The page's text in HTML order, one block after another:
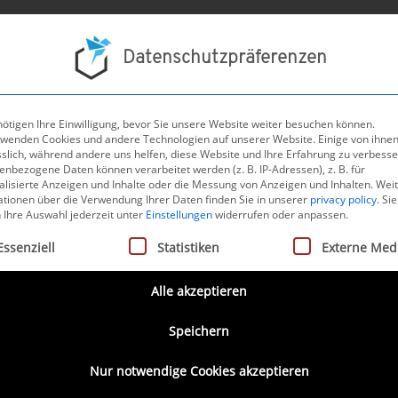
aller Nachrichten
in Germany – Vortrag
Medical auf der MEDICA
rückte zentrale Entwicklungen in der medizinischen
(DiGA) und in digital unterstützten
in den Fokus.
Datenschutzpräferenzen
Ihre Einwilligung, bevor Sie unsere Website weiter besuchen können.
Cookies und andere Technologien auf unserer Website. Einige von
während andere uns helfen, diese Website und Ihre Erfahrung zu
Daten können verarbeitet werden (z. B. IP-Adressen), z. B. für
Anzeigen und Inhalte oder die Messung von Anzeigen und Inhalten.
über die Verwendung Ihrer Daten finden Sie in unserer privacy policy.Sie
Ihre Auswahl jederzeit unter Einstellungenwiderrufen oder anpassen.
eine Liste der Service-Gruppen, für die eine Einwilligung
Statistiken Externe
Alle akzeptieren
Speichern
Nur notwendige Cookies akzeptieren